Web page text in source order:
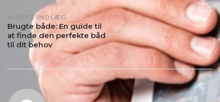
NÆSTE INDLÆG
Brugte både: En guide til
at finde den perfekte båd
til dit behov